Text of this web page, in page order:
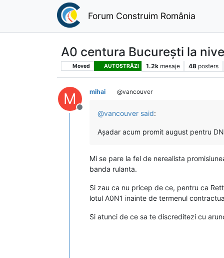
Forum Construim România
A0 centura București la
Moved AUTOSTRĂZI 1.2k mesaje 48 posters
M
Deconectat
mihai @vancouver
@vancouver said:
Așadar acum promit august pentru
Mi se pare la fel de nerealista
banda rulanta.
Si zau ca nu pricep de ce, pentru ca
lotul A0N1 inainte de termenul
Si atunci de ce sa te discreditezi cu